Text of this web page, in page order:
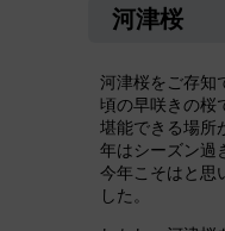
河津桜
河津桜をご存知
頃の早咲きの桜
堪能できる場所
年はシーズン過
今年こそはと思
した。